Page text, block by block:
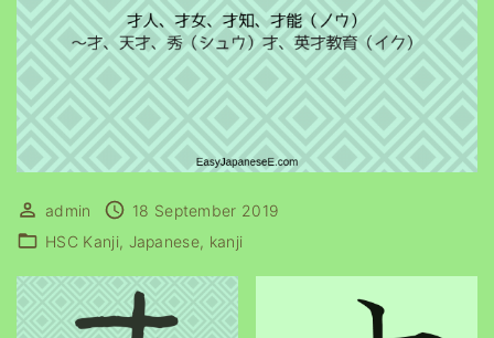
admin
18 September 2019
HSC Kanji Japanese kanji